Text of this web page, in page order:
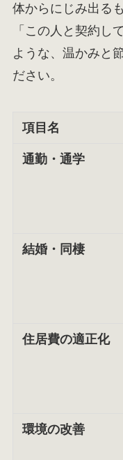
体からにじみ出る
「この人と契約し
ような、温かみと
ださい。
項目名
通勤・通学
結婚・同棲
住居費の適正化
環境の改善